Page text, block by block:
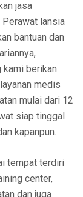
jasa
Perawat lansia
bantuan dan
kami berikan
medis
mulai dari 12
siap tinggal
kapanpun.
tempat terdiri
center,
dan juga